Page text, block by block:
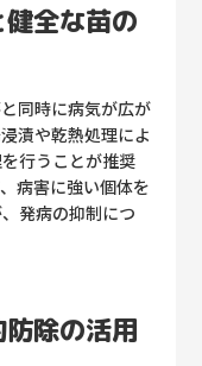
全な苗の
同時に病気が広が
漬や乾熱処理によ
行うことが推奨
病害に強い個体を
発病の抑制につ
除の活用